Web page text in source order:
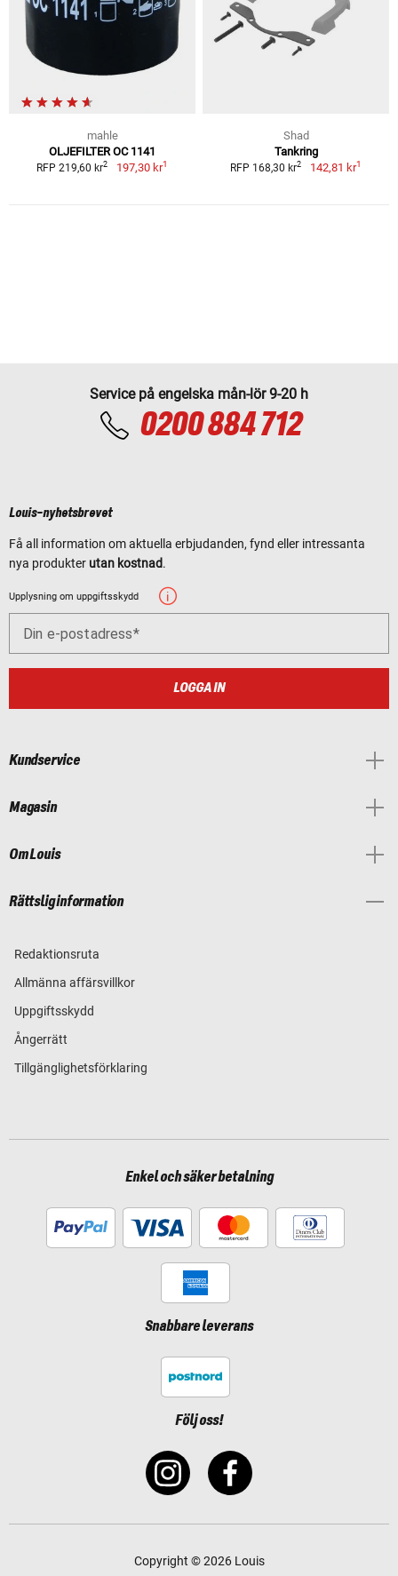
mahle
OLJEFILTER OC 1141
RFP 219,60 kr2 197,30 kr1
Shad
Tankring
RFP 168,30 kr2 142,81 kr1
Service på engelska mån-lör 9-20 h
0200 884 712
Louis-nyhetsbrevet
Få all information om aktuella erbjudanden, fynd eller intressanta
nya produkter utan kostnad.
Upplysning om uppgiftsskydd
Din e-postadress
LOGGA IN
Kundservice
Magasin
Om Louis
Rättslig information
Redaktionsruta
Allmänna affärsvillkor
Uppgiftsskydd
Ångerrätt
Tillgänglighetsförklaring
Enkel och säker betalning
Snabbare leverans
Följ oss!
Copyright © 2026 Louis